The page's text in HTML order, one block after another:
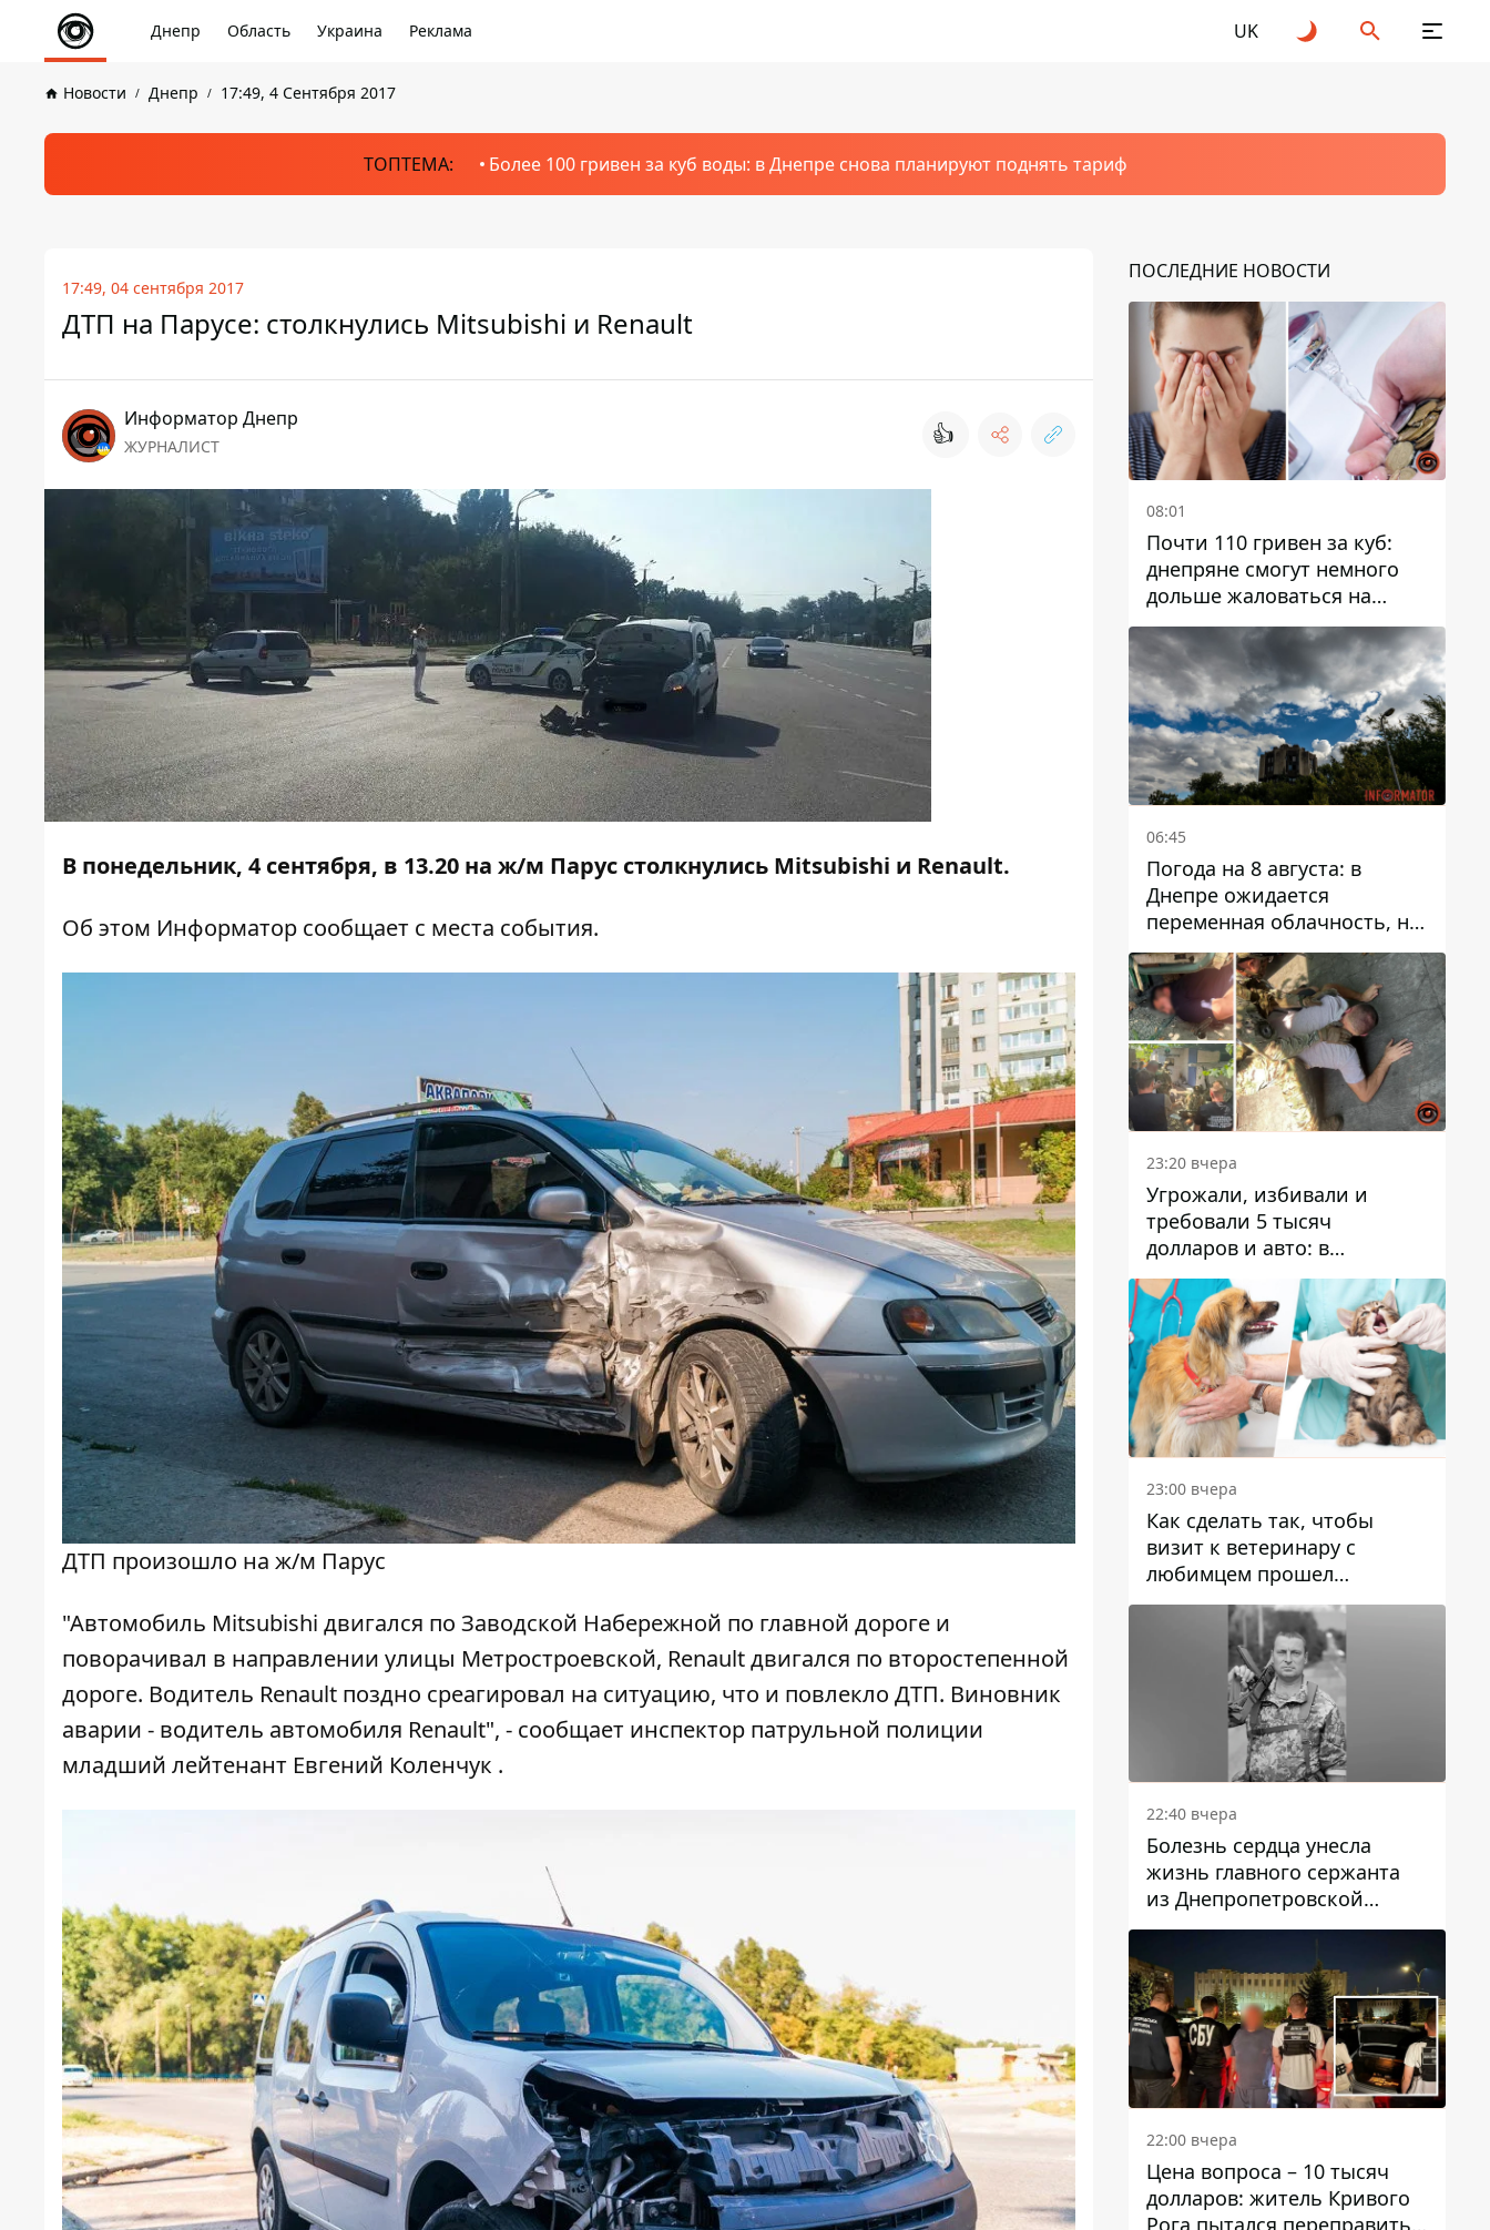
Днепр Область Украина Реклама UK
Новости Днепр 17:49, 4 Сентября 2017
ТОПТЕМА: Более 100 гривен за куб воды: в Днепре снова планируют поднять тариф
17:49, 04 сентября 2017
ДТП на Парусе: столкнулись Mitsubishi и Renault
Информатор Днепр
ЖУРНАЛИСТ 👍
В понедельник, 4 сентября, в 13.20 на ж/м Парус столкнулись Mitsubishi и Renault.
Об этом Информатор сообщает с места события.
ДТП произошло на ж/м Парус
"Автомобиль Mitsubishi двигался по Заводской Набережной по главной дороге и
поворачивал в направлении улицы Метростроевской, Renault двигался по второстепенной
дороге. Водитель Renault поздно среагировал на ситуацию, что и повлекло ДТП. Виновник
аварии - водитель автомобиля Renault", - сообщает инспектор патрульной полиции
младший лейтенант Евгений Коленчук .
ПОСЛЕДНИЕ НОВОСТИ
08:01
Почти 110 гривен за куб:
днепряне смогут немного
дольше жаловаться на
запланированные тарифы
на воду на 2027 год
06:45
Погода на 8 августа: в
Днепре ожидается
переменная облачность, но
может пойти дождь
23:20 вчера
Угрожали, избивали и
требовали 5 тысяч
долларов и авто: в
Павлограде задержали двух
мужчин
23:00 вчера
Как сделать так, чтобы
визит к ветеринару с
любимцем прошел
спокойно: простые советы
22:40 вчера
Болезнь сердца унесла
жизнь главного сержанта
из Днепропетровской
области Юрия Свистуна
22:00 вчера
Цена вопроса – 10 тысяч
долларов: житель Кривого